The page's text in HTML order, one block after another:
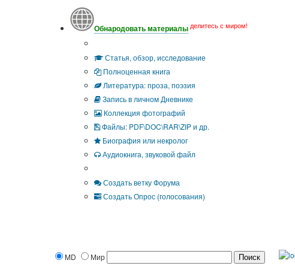
Обнародовать материалы делитесь с миром!
Статья, обзор, исследование
Полноценная книга
Литература: проза, поэзия
Запись в личном Дневнике
Коллекция фотографий
Файлы: PDF\DOC\RAR\ZIP и др.
Биография или некролог
Аудиокнига, звуковой файл
Создать ветку Форума
Создать Опрос (голосования)
MD Мир